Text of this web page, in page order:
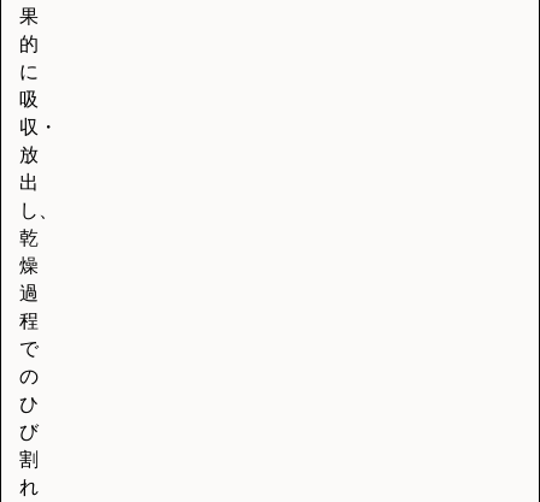
果
的
に
吸
収・
放
出
し、
乾
燥
過
程
で
の
ひ
び
割
れ